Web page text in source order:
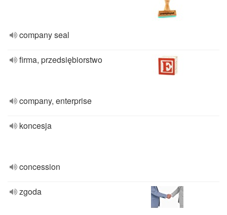
company seal
firma, przedsiębiorstwo
company, enterprise
koncesja
concession
zgoda